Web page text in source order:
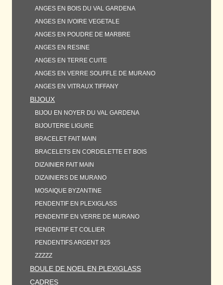
ANGES EN BOIS DU VAL GARDENA
ANGES EN IVOIRE VEGETALE
ANGES EN POUDRE DE MARBRE
ANGES EN RESINE
ANGES EN TERRE CUITE
ANGES EN VERRE SOUFFLE DE MURANO
ANGES EN VITRAUX TIFFANY
BIJOUX
BIJOU EN NOYER DU VAL GARDENA
BIJOUTERIE LIGURE
BRACELET FAIT MAIN
BRACELETS EN CORDELETTE ET BOIS
DIZAINIER FAIT MAIN
DIZAINIERS DE MURANO
MOSAIQUE BYZANTINE
PENDENTIF EN PLEXIGLASS
PENDENTIF EN VERRE DE MURANO
PENDENTIF ET COLLIER
PENDENTIFS ARGENT 925
ZZZZZ
BOULE DE NOEL EN PLEXIGLASS
CADRES